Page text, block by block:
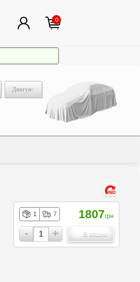
0
Двигун
NO
1 7 1807грн
- + В кошик